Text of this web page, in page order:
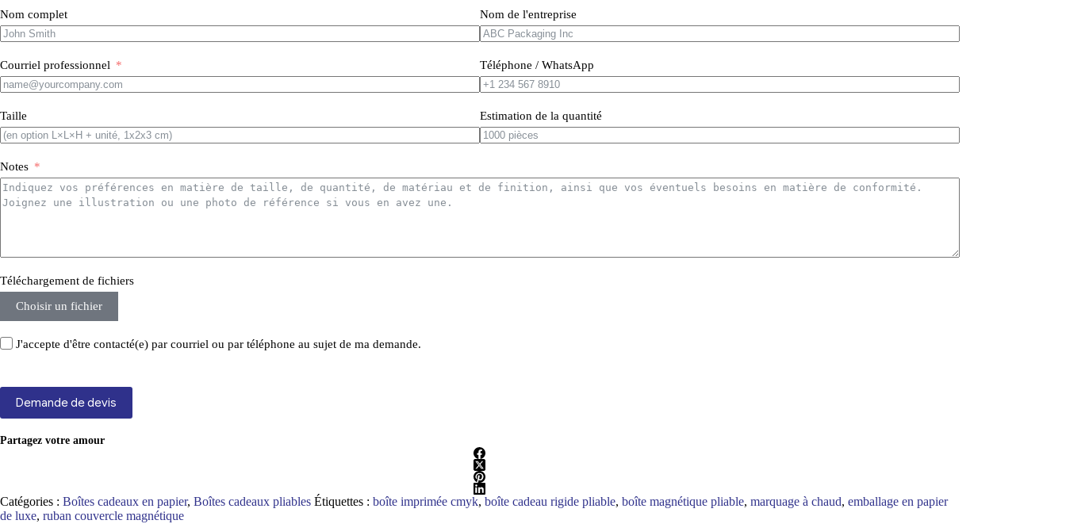
Nom complet Nom de l'entreprise
Courriel professionnel Téléphone / WhatsApp
Taille Estimation de la quantité
Notes
Téléchargement de fichiers
Choisir un fichier
J'accepte d'être contacté(e) par courriel ou par téléphone au sujet de ma demande.
Demande de devis
Partagez votre amour
Catégories : Boîtes cadeaux en papier, Boîtes cadeaux pliables Étiquettes : boîte imprimée cmyk, boîte cadeau rigide pliable, boîte magnétique pliable, marquage à chaud, emballage en papier
de luxe, ruban couvercle magnétique